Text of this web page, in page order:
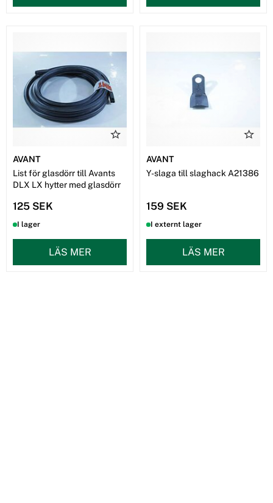
AVANT
List för glasdörr till Avants
DLX LX hytter med glasdörr
125 SEK
I lager
LÄS MER
AVANT
Y-slaga till slaghack A21386
159 SEK
I externt lager
LÄS MER